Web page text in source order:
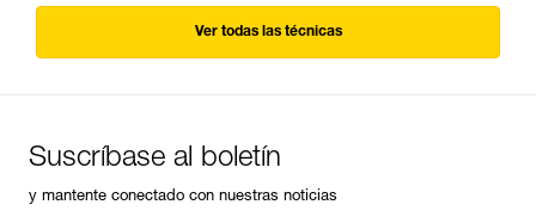
Ver todas las técnicas
Suscríbase al boletín
y mantente conectado con nuestras noticias